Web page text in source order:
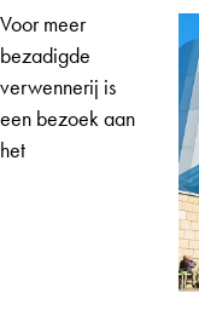
Voor meer
bezadigde
verwennerij is
een bezoek aan
het